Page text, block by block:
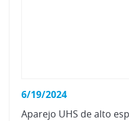
6/19/2024
Aparejo UHS dealto